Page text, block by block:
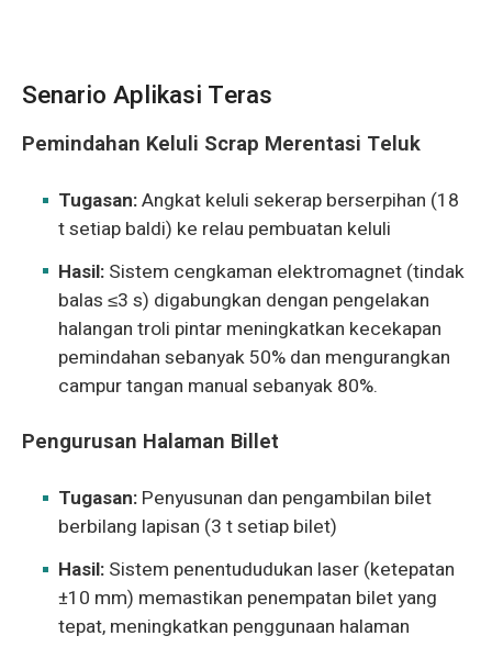
Senario Aplikasi Teras
Pemindahan Keluli Scrap Merentasi Teluk
Tugasan:Angkat keluli sekerap berserpihan (18
t setiap baldi) ke relau pembuatan keluli
Hasil: Sistem cengkaman elektromagnet (tindak
balas ≤3 s) digabungkan dengan pengelakan
halangan troli pintar meningkatkan kecekapan
pemindahan sebanyak 50% dan mengurangkan
campur tangan manual sebanyak 80%.
Pengurusan Halaman Billet
Tugasan: Penyusunan dan pengambilan bilet
berbilang lapisan (3 t setiap bilet)
Hasil: Sistem penentududukan laser (ketepatan
±10 mm) memastikan penempatan bilet yang
tepat, meningkatkan penggunaan halaman